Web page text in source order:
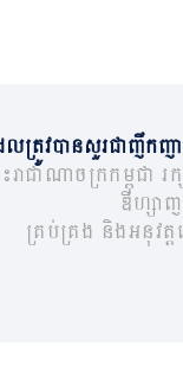
ត្រូវបានសួរជាញឹកញ
ាជាណាចក្រកម្ពុជា រ
ឌីហ្សា
គ្រប់គ្រង និងអនុវត្ត